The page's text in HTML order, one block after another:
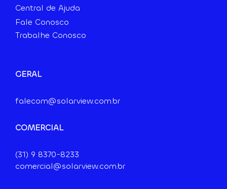
Central de Ajuda
Fale Conosco
Trabalhe Conosco
GERAL
falecom@solarview.com.br
COMERCIAL
(31) 9 8370-8233
comercial@solarview.com.br